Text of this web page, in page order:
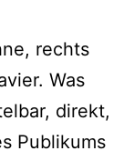
rechts
Was
direkt,
Publikums